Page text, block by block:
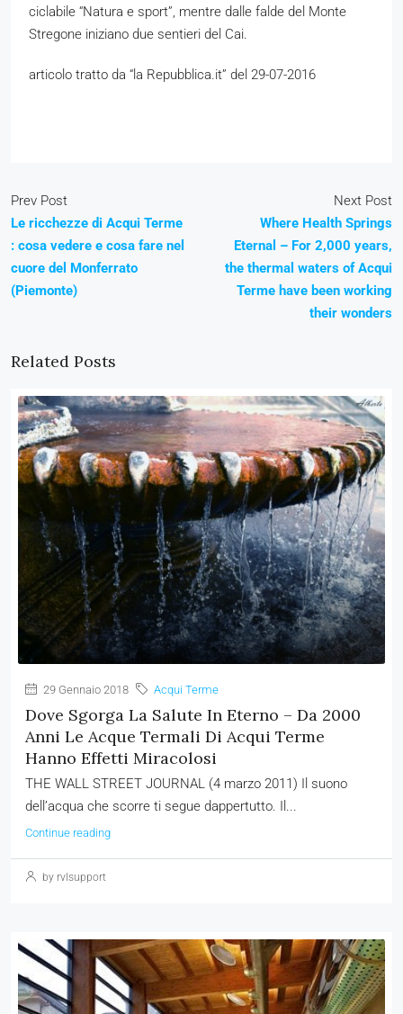
ciclabile “Natura e sport”, mentre dalle falde del Monte
Stregone iniziano due sentieri del Cai.
articolo tratto da “la Repubblica.it” del 29-07-2016
Prev Post
Le ricchezze di Acqui Terme
: cosa vedere e cosa fare nel
cuore del Monferrato
(Piemonte)
Next Post
Where Health Springs
Eternal – For 2,000 years,
the thermal waters of Acqui
Terme have been working
their wonders
Related Posts
29 Gennaio 2018 Acqui Terme
Dove Sgorga La Salute In Eterno – Da 2000
Anni Le Acque Termali Di Acqui Terme
Hanno Effetti Miracolosi
THE WALL STREET JOURNAL (4 marzo 2011) Il suono
dell’acqua che scorre ti segue dappertutto. Il...
Continue reading
by rvlsupport